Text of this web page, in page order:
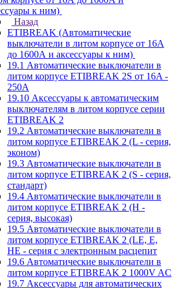
к ним)
Назад
ETIBREAK (Автоматические
выключатели в литом корпусе от 16А
до 1600А и аксессуары к ним)
19.1 Автоматические выключатели в
литом корпусе ETIBREAK 2S от 16A -
250A
19.10 Аксессуары к автоматическим
выключателям в литом корпусе серии
ETIBREAK 2
19.2 Автоматические выключатели в
литом корпусе ETIBREAK 2 (L - серия,
эконом)
19.3 Автоматические выключатели в
литом корпусе ETIBREAK 2 (S - серия,
стандарт)
19.4 Автоматические выключатели в
литом корпусе ETIBREAK 2 (H -
серия, высокая)
19.5 Автоматические выключатели в
литом корпусе ETIBREAK 2 (LE, E,
HE - серия с электронным расцепит
19.6 Автоматические выключатели в
литом корпусе ETIBREAK 2 1000V AC
19.7 Аксессуары для автоматических